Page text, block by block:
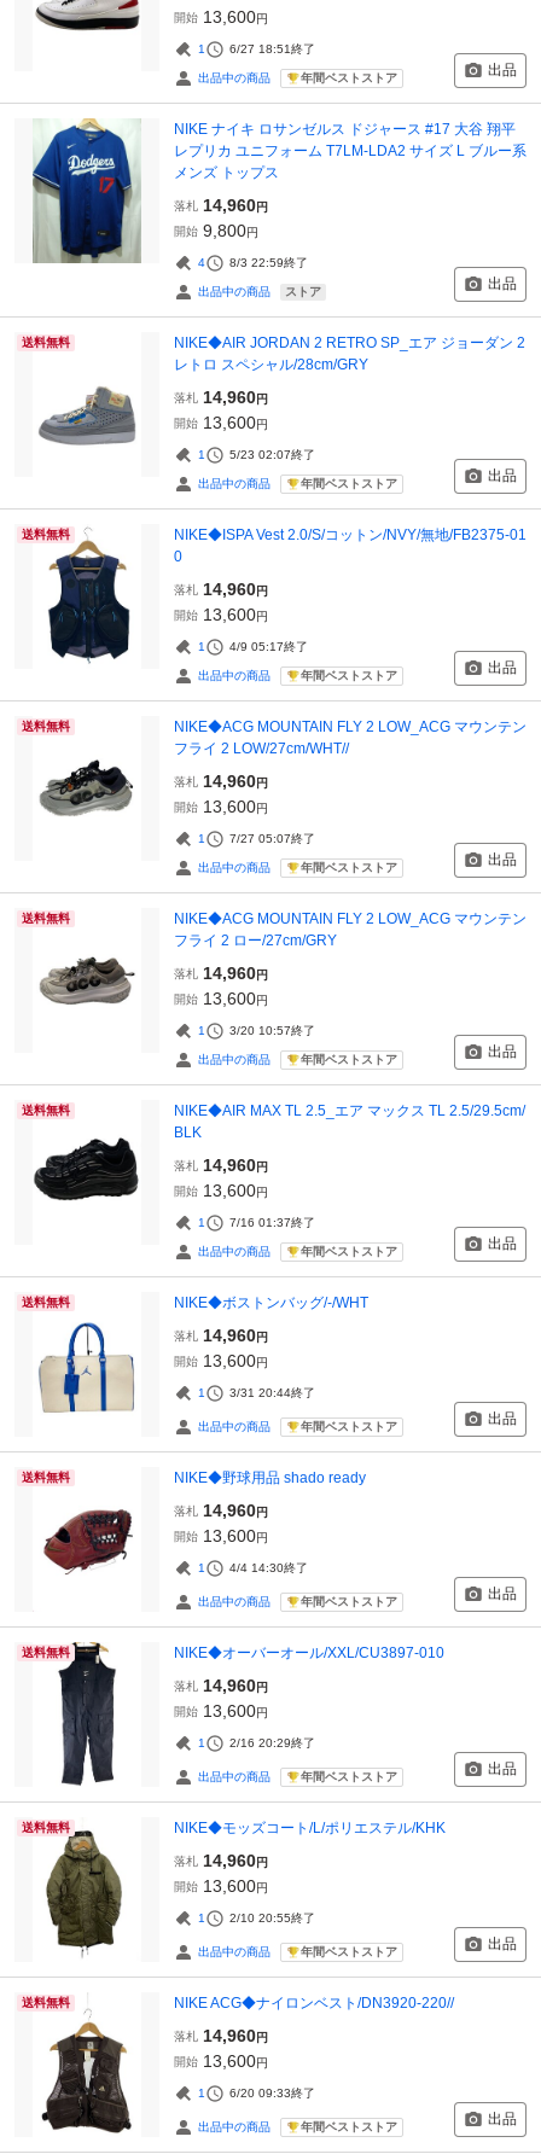
開始 13,600円
1 6/27 18:51終了
出品中の商品 年間ベストストア 出品
NIKE ナイキ ロサンゼルス ドジャース #17 大谷 翔平
レプリカ ユニフォーム T7LM-LDA2 サイズ L ブルー系
メンズ トップス
落札 14,960円
開始 9,800円
4 8/3 22:59終了
出品中の商品 ストア 出品
送料無料
NIKE◆AIR JORDAN 2 RETRO SP_エア ジョーダン 2
レトロ スペシャル/28cm/GRY
落札 14,960円
開始 13,600円
1 5/23 02:07終了
出品中の商品 年間ベストストア 出品
送料無料
NIKE◆ISPA Vest 2.0/S/コットン/NVY/無地/FB2375-01
0
落札 14,960円
開始 13,600円
1 4/9 05:17終了
出品中の商品 年間ベストストア 出品
送料無料
NIKE◆ACG MOUNTAIN FLY 2 LOW_ACG マウンテン
フライ 2 LOW/27cm/WHT//
落札 14,960円
開始 13,600円
1 7/27 05:07終了
出品中の商品 年間ベストストア 出品
送料無料
NIKE◆ACG MOUNTAIN FLY 2 LOW_ACG マウンテン
フライ 2 ロー/27cm/GRY
落札 14,960円
開始 13,600円
1 3/20 10:57終了
出品中の商品 年間ベストストア 出品
送料無料
NIKE◆AIR MAX TL 2.5_エア マックス TL 2.5/29.5cm/
BLK
落札 14,960円
開始 13,600円
1 7/16 01:37終了
出品中の商品 年間ベストストア 出品
送料無料 NIKE◆ボストンバッグ/-/WHT
落札 14,960円
開始 13,600円
1 3/31 20:44終了
出品中の商品 年間ベストストア 出品
送料無料 NIKE◆野球用品 shado ready
落札 14,960円
開始 13,600円
1 4/4 14:30終了
出品中の商品 年間ベストストア 出品
送料無料 NIKE◆オーバーオール/XXL/CU3897-010
落札 14,960円
開始 13,600円
1 2/16 20:29終了
出品中の商品 年間ベストストア 出品
送料無料 NIKE◆モッズコート/L/ポリエステル/KHK
落札 14,960円
開始 13,600円
1 2/10 20:55終了
出品中の商品 年間ベストストア 出品
送料無料 NIKE ACG◆ナイロンベスト/DN3920-220//
落札 14,960円
開始 13,600円
1 6/20 09:33終了
出品中の商品 年間ベストストア 出品